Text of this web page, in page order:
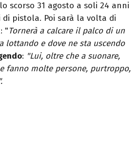
lo scorso 31 agosto a soli 24 anni
pistola. Poi sarà la volta di
"Tornerà a calcare il palco di un
lottando e dove ne sta uscendo
: "Lui, oltre che a suonare,
fanno molte persone, purtroppo,